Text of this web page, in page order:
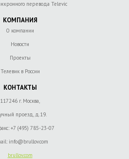
перевода Televic
КОМПАНИЯ
О компании
Новости
Проекты
Телевик в России
КОНТАКТЫ
117246 г. Москва,
проезд, д.19.
+7 (495) 785-23-07
info@brullov.com
brullov.com